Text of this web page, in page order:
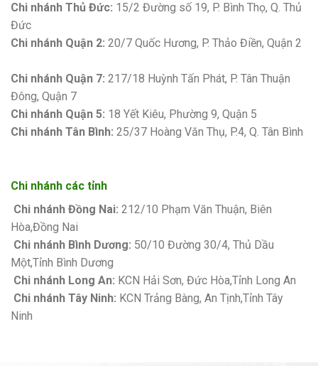
Chi nhánh Thủ Đức: 15/2 Đường số 19, P. Bình Thọ, Q. Thủ
Đức
Chi nhánh Quận 2: 20/7 Quốc Hương, P. Thảo Điền, Quận 2
Chi nhánh Quận 7: 217/18 Huỳnh Tấn Phát, P. Tân Thuận
Đông, Quận 7
Chi nhánh Quận 5: 18 Yết Kiêu, Phường 9, Quận 5
Chi nhánh Tân Bình: 25/37 Hoàng Văn Thụ, P.4, Q. Tân Bình
Chi nhánh các tỉnh
Chi nhánh Đồng Nai: 212/10 Phạm Văn Thuận, Biên
Hòa,Đồng Nai
Chi nhánh Bình Dương: 50/10 Đường 30/4, Thủ Dầu
Một,Tỉnh Bình Dương
Chi nhánh Long An: KCN Hải Sơn, Đức Hòa,Tỉnh Long An
Chi nhánh Tây Ninh: KCN Trảng Bàng, An Tịnh,Tỉnh Tây
Ninh